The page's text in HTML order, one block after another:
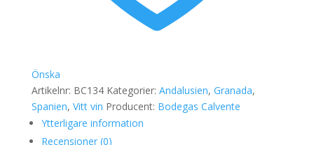
Önska
Artikelnr: BC134 Kategorier: Andalusien, Granada,
Spanien, Vitt vin Producent: Bodegas Calvente
Ytterligare information
Recensioner (0)